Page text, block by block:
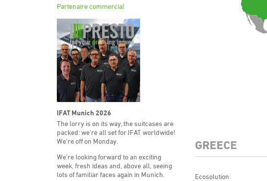
GREECE
Ecosolution
Partenaire commercial
IFAT Munich 2026
The lorry is on its way, the suitcases are
packed: we’re all set for IFAT worldwide!
We’re off on Monday.
We’re looking forward to an exciting
week, fresh ideas and, above all, seeing
lots of familiar faces again in Munich.